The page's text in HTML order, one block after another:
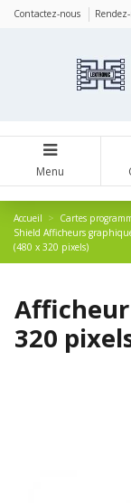
Contactez-nous
Menu
Accueil Cartes
Shield Afficheurs
(480 x 320 pixels)
320
Panneau de gestion des